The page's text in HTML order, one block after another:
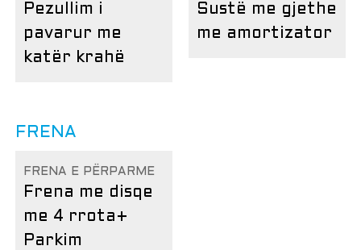
Pezullim i
pavarur me
katër krahë
Sustë me gjethe
me amortizator
FRENA
FRENA E PËRPARME
Frena me disqe
me 4 rrota +
Parkim